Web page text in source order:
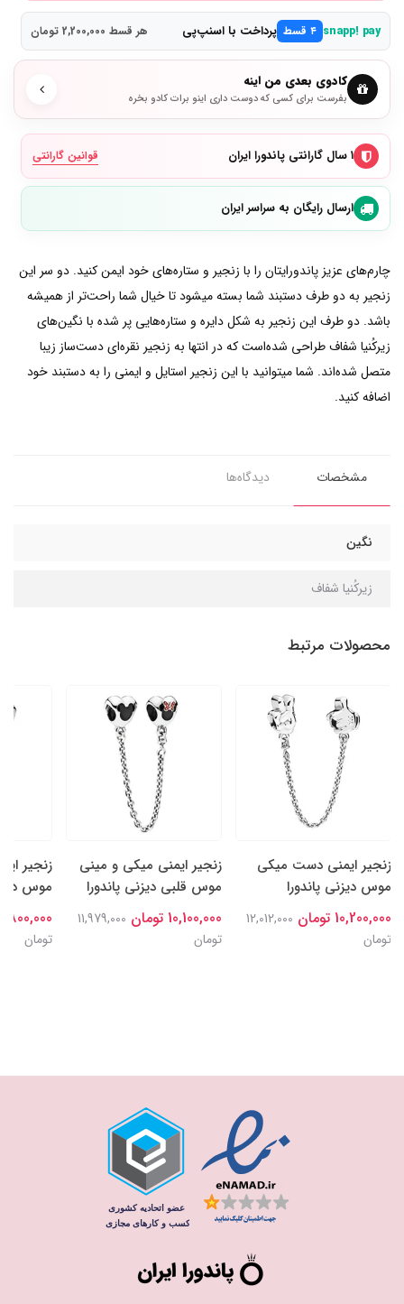
snapp! pay ۴ قسط پرداخت با اسنپ‌پی هر قسط 2,200,000 تومان
کادوی بعدی من اینه
بفرست برای کسی که دوست داری اینو برات کادو بخره
۱ سال گارانتی پاندورا ایران قوانین گارانتی
ارسال رایگان به سراسر ایران
چارم‌های عزیز پاندورایتان را با زنجیر و ستاره‌های خود ایمن کنید. دو سر این
زنجیر به دو طرف دستبند شما بسته میشود تا خیال شما راحت‌تر از همیشه
باشد. دو طرف این زنجیر به شکل دایره و ستاره‌هایی پر شده با نگین‌های
زیرکُنیا شفاف طراحی شده‌است که در انتها به زنجیر نقره‌ای دست‌ساز زیبا
متصل شده‌اند. شما میتوانید با این زنجیر استایل و ایمنی را به دستبند خود
اضافه کنید.
مشخصات دیدگاه‌ها
نگین
زیرکُنیا شفاف
محصولات مرتبط
زنجیر ایمنی دست میکی
موس دیزنی پاندورا
10,200,000 تومان
12,012,000
تومان
زنجیر ایمنی میکی و مینی
موس قلبی دیزنی پاندورا
10,100,000 تومان
11,979,000
تومان
زنجیر
موس
9,800,000
تومان